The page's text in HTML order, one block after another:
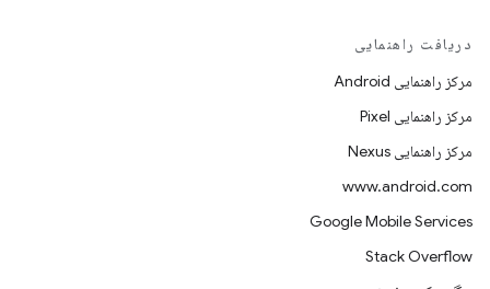
دریافت راهنمایی
مرکز راهنمایی Android
مرکز راهنمایی Pixel
مرکز راهنمایی Nexus
www.android.com
Google Mobile Services
Stack Overflow